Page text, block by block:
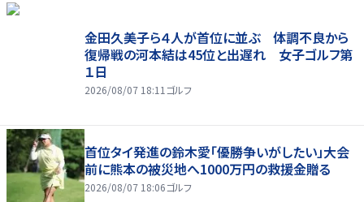
金田久美子ら４人が首位に並ぶ 体調不良から
復帰戦の河本結は45位と出遅れ 女子ゴルフ第
１日
2026/08/07 18:11 ゴルフ
首位タイ発進の鈴木愛「優勝争いがしたい」大会
前に熊本の被災地へ1000万円の救援金贈る
2026/08/07 18:06ゴルフ